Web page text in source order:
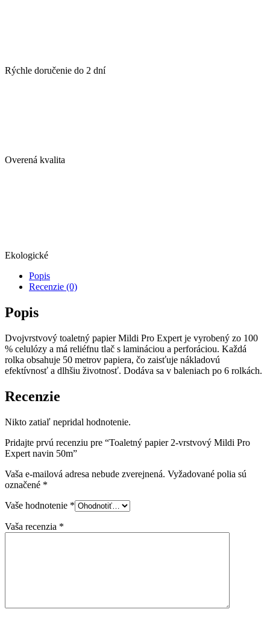
Rýchle doručenie do 2 dní
Overená kvalita
Ekologické
Popis
Recenzie (0)
Popis
Dvojvrstvový toaletný papier Mildi Pro Expert je vyrobený zo 100
% celulózy a má reliéfnu tlač s lamináciou a perforáciou. Každá
rolka obsahuje 50 metrov papiera, čo zaisťuje nákladovú
efektívnosť a dlhšiu životnosť. Dodáva sa v baleniach po 6 rolkách.
Recenzie
Nikto zatiaľ nepridal hodnotenie.
Pridajte prvú recenziu pre “Toaletný papier 2-vrstvový Mildi Pro
Expert navin 50m”
Vaša e-mailová adresa nebude zverejnená. Vyžadované polia sú
označené *
Vaše hodnotenie *
Vaša recenzia *